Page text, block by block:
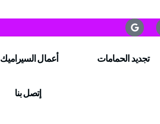
تجديد الحمامات أعمال السيراميك
إتصل بنا